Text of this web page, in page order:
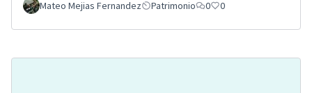
Mateo Mejias Fernandez Patrimonio 0 0